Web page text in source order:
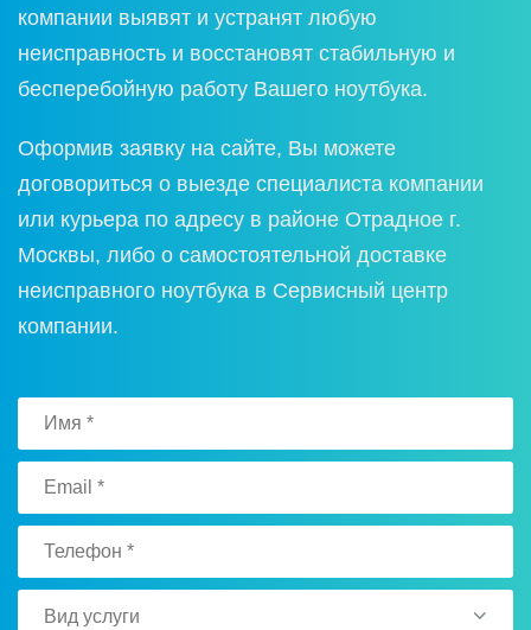
компании выявят и устранят любую
неисправность и восстановят стабильную и
бесперебойную работу Вашего ноутбука.
Оформив заявку на сайте, Вы можете
договориться о выезде специалиста компании
или курьера по адресу в районе Отрадное г.
Москвы, либо о самостоятельной доставке
неисправного ноутбука в Сервисный центр
компании.
Вид услуги